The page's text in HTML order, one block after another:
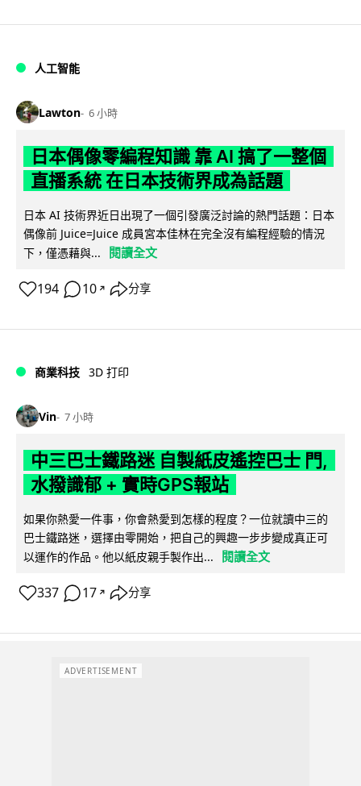
人工智能
Lawton 6 小時
日本偶像零編程知識 靠 AI 搞了一整個
直播系統 在日本技術界成為話題
日本 AI 技術界近日出現了一個引發廣泛討論的熱門話題：日本
偶像前 Juice=Juice 成員宮本佳林在完全沒有編程經驗的情況
下，僅憑藉與...
閱讀全文
194 10 ↗ 分享
商業科技 3D 打印
Vin 7 小時
中三巴士鐵路迷 自製紙皮遙控巴士 門,
水撥識郁 + 實時GPS報站
如果你熱愛一件事，你會熱愛到怎樣的程度？一位就讀中三的
巴士鐵路迷，選擇由零開始，把自己的興趣一步步變成真正可
以運作的作品。他以紙皮親手製作出...
閱讀全文
337 17 ↗ 分享
ADVERTISEMENT